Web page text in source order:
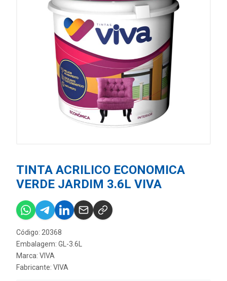
TINTA ACRILICO ECONOMICA
VERDE JARDIM 3.6L VIVA
Código: 20368
Embalagem: GL-3.6L
Marca: VIVA
Fabricante: VIVA